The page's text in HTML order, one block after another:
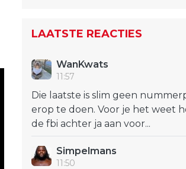
LAATSTE REACTIES
WanKwats
11:57
Die laatste is slim geen
erop te doen. Voor je het weet
de fbi achter ja aan voor...
Simpelmans
11:50